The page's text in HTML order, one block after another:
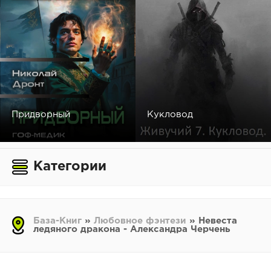
Придворный Кукловод
Категории
База-Книг » Любовное фэнтези » Невеста
ледяного дракона - Александра Черчень